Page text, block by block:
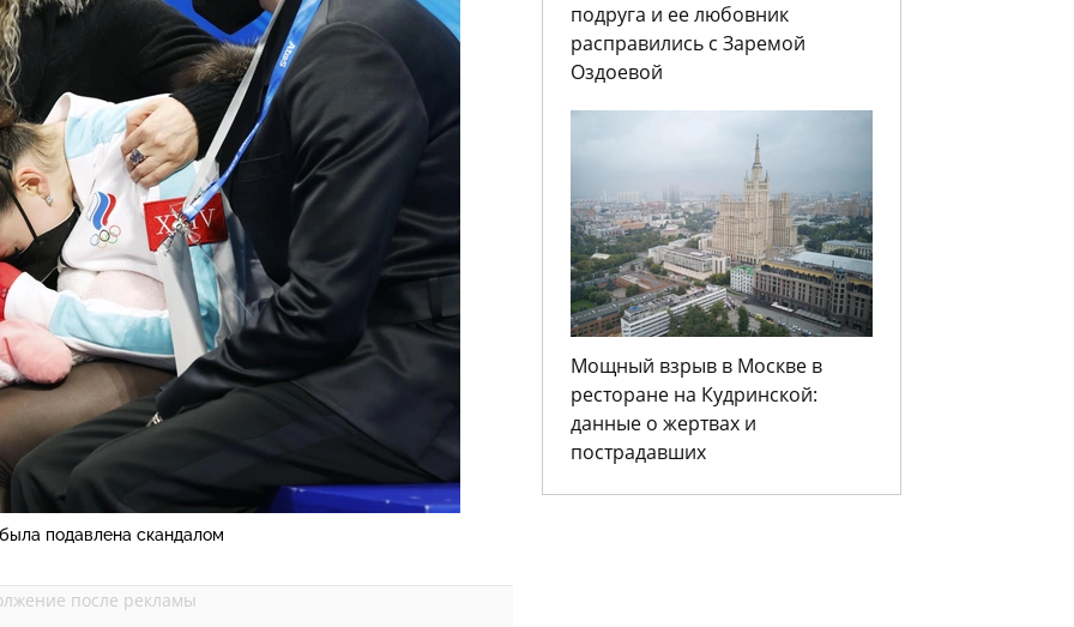
подавлена скандалом
подруга и ее любовник
расправились с Заремой
Оздоевой
Мощный взрыв в Москве в
ресторане на Кудринской:
данные о жертвах и
пострадавших